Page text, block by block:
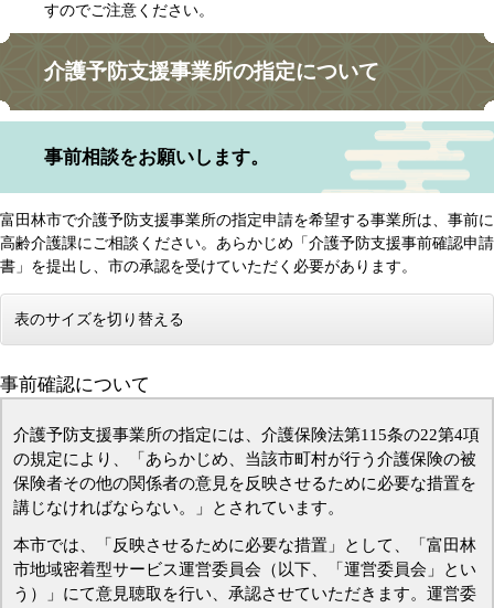
すのでご注意ください。
介護予防支援事業所の指定について
事前相談をお願いします。
富田林市で介護予防支援事業所の指定申請を希望する事業所は、事前に
高齢介護課にご相談ください。あらかじめ「介護予防支援事前確認申請
書」を提出し、市の承認を受けていただく必要があります。
表のサイズを切り替える
事前確認について
介護予防支援事業所の指定には、介護保険法第115条の22第4項
の規定により、「あらかじめ、当該市町村が行う介護保険の被
保険者その他の関係者の意見を反映させるために必要な措置を
講じなければならない。」とされています。
本市では、「反映させるために必要な措置」として、「富田林
市地域密着型サービス運営委員会（以下、「運営委員会」とい
う）」にて意見聴取を行い、承認させていただきます。運営委